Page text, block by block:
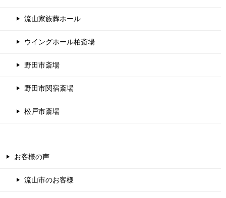
流山家族葬ホール
ウイングホール柏斎場
野田市斎場
野田市関宿斎場
松戸市斎場
お客様の声
流山市のお客様